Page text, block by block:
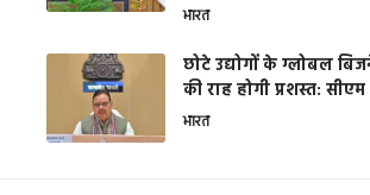
भारत
छोटे उद्योगों के ग्लोबल
की राह होगी प्रशस्त: सीएम
भारत